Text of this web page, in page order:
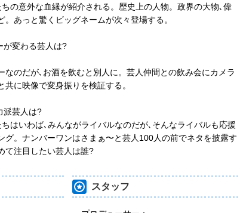
の意外な血縁が紹介される。歴史上の人物。政界の大物､偉
あっと驚くビッグネームが次々登場する。
が変わる芸人は?
なのだが､お酒を飲むと別人に。芸人仲間との飲み会にカメラ
に映像で変身振りを検証する。
派芸人は?
はいわば､みんながライバルなのだが､そんなライバルも応援
グ。ナンバーワンはさまぁ〜と芸人100人の前でネタを披露す
て注目したい芸人は誰?
スタッフ